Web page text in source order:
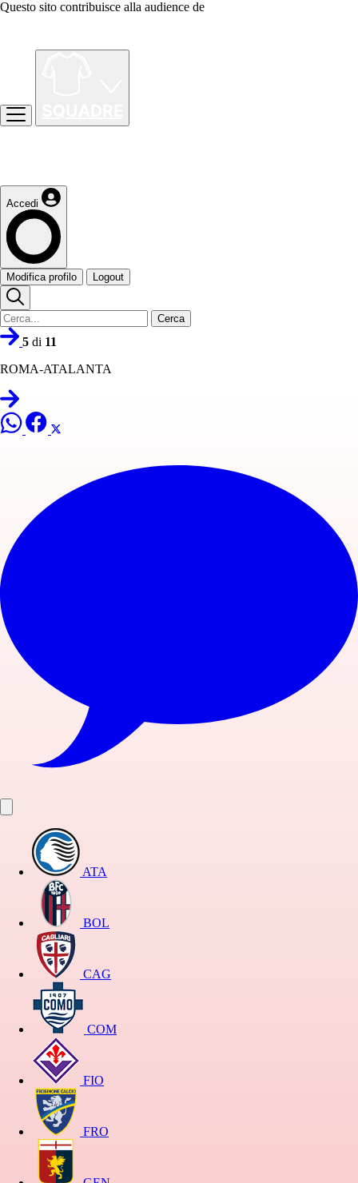
Questo sito contribuisce alla audience de
Accedi
Modifica profilo Logout
Cerca
5 di 11
ROMA-ATALANTA
ATA
BOL
CAG
COM
FIO
FRO